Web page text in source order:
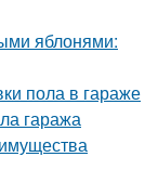
яблонями:
пола в гараже
гаража